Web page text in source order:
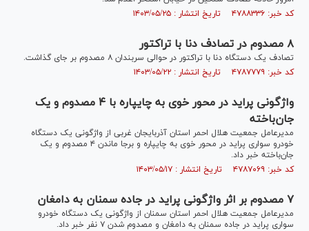
کد خبر: ۴۷۸۸۳۳۶ تاریخ انتشار : ۱۴۰۳/۰۵/۲۵
۸ مصدوم در تصادف دنا با تراکتور
تصادف یک دستگاه دنا با تراکتور در حوالی سربندان ۸ مصدوم بر جای گذاشت.
کد خبر: ۴۷۸۷۷۷۹ تاریخ انتشار : ۱۴۰۳/۰۵/۲۲
واژگونی پراید در محور خوی به چایپاره با ۴ مصدوم و یک
جان‌باخته
مدیرعامل جمعیت هلال احمر استان آذربایجان غربی از واژگونی یک دستگاه
خودرو سواری پراید در محور خوی به چایپاره و برجا ماندن ۴ مصدوم و یک
جان‌باخته خبر داد.
کد خبر: ۴۷۸۷۰۶۹ تاریخ انتشار : ۱۴۰۳/۰۵/۱۷
۷ مصدوم بر اثر واژگونی پراید در جاده سمنان به دامغان
مدیرعامل جمعیت هلال‌ احمر استان سمنان از واژگونی یک دستگاه خودرو
سواری پراید در جاده سمنان به دامغان و مصدوم شدن ۷ نفر خبر داد.